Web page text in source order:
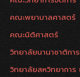
คณะพยาบาลศาสตร์
คณะนิติศาสตร์
วิทยาลัยนานาชาติกา
วิทยาลัยสหวิทยาการ